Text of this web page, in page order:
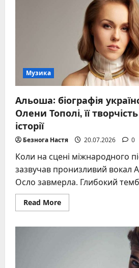
світової
слави
скрипальки
Музика
Альоша: біографія
Олени Тополі, її
історії
Безнога Настя 20.07.2026 0
Коли на сцені міжнародного
зазвучав пронизливий вокал
Осло завмерла. Глибокий
Read MoreRead
more